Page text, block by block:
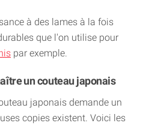
à des lames à la fois
que l'on utilise pour
par exemple.
un couteau japonais
japonais demande un
copies existent. Voici les